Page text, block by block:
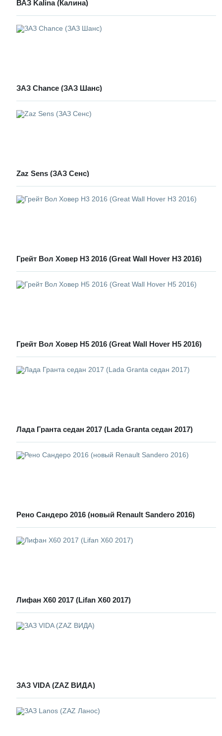
ВАЗ Kalina (Калина)
ЗАЗ Chance (ЗАЗ Шанс)
Zaz Sens (ЗАЗ Сенс)
Грейт Вол Ховер Н3 2016 (Great Wall Hover H3 2016)
Грейт Вол Ховер Н5 2016 (Great Wall Hover H5 2016)
Лада Гранта седан 2017 (Lada Granta седан 2017)
Рено Сандеро 2016 (новый Renault Sandero 2016)
Лифан Х60 2017 (Lifan X60 2017)
ЗАЗ VIDA (ZAZ ВИДА)